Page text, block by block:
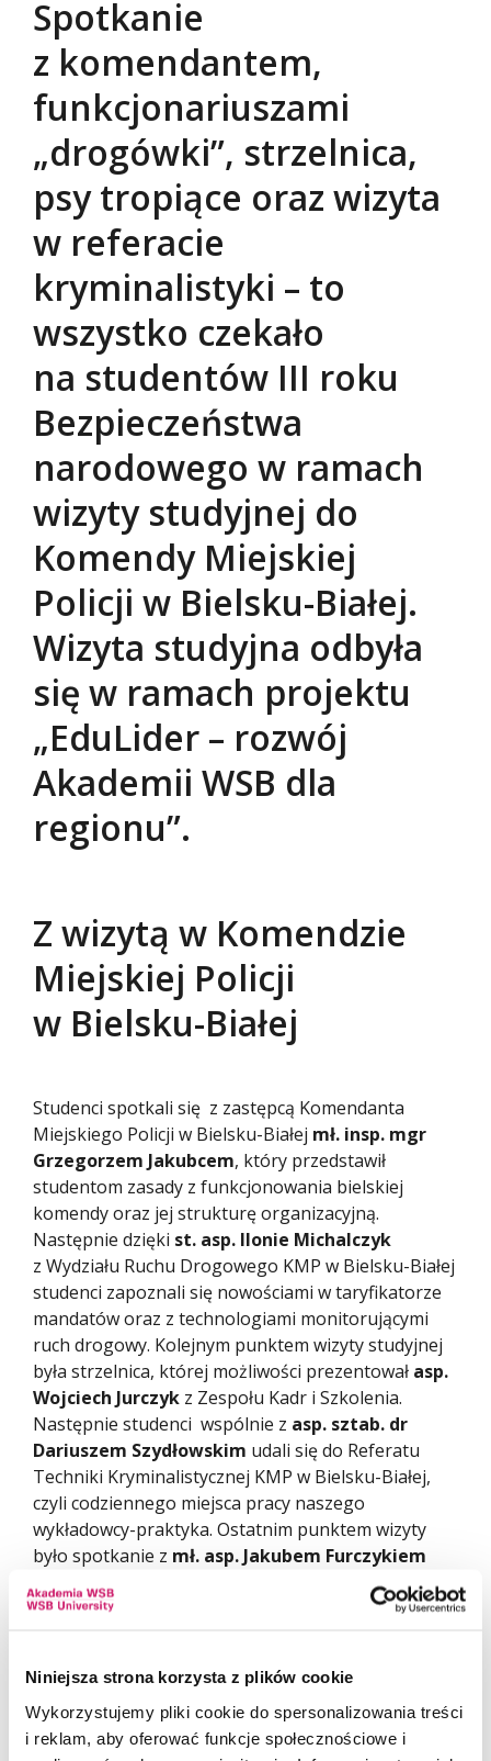
Niniejsza strona korzysta z plików cookie
Wykorzystujemy pliki cookie do spersonalizowania treści
i reklam, aby oferować funkcje społecznościowe i
Spotkanie
z komendantem,
funkcjonariuszami
„drogówki”, strzelnica,
psy tropiące oraz wizyta
w referacie
kryminalistyki – to
wszystko czekało
na studentów III roku
Bezpieczeństwa
narodowego w ramach
wizyty studyjnej do
Komendy Miejskiej
Policji w Bielsku-Białej.
Wizyta studyjna odbyła
się w ramach projektu
„EduLider – rozwój
Akademii WSB dla
regionu”.
Z wizytą w Komendzie
Miejskiej Policji
w Bielsku-Białej
Studenci spotkali się z zastępcą Komendanta
Miejskiego Policji w Bielsku-Białej mł. insp. mgr
Grzegorzem Jakubcem, który przedstawił
studentom zasady z funkcjonowania bielskiej
komendy oraz jej strukturę organizacyjną.
Następnie dzięki st. asp. Ilonie Michalczyk
z Wydziału Ruchu Drogowego KMP w Bielsku-Białej
studenci zapoznali się nowościami w taryfikatorze
mandatów oraz z technologiami monitorującymi
ruch drogowy. Kolejnym punktem wizyty studyjnej
była strzelnica, której możliwości prezentował asp.
Wojciech Jurczyk z Zespołu Kadr i Szkolenia.
Następnie studenci wspólnie z asp. sztab. dr
Dariuszem Szydłowskim udali się do Referatu
Techniki Kryminalistycznej KMP w Bielsku-Białej,
czyli codziennego miejsca pracy naszego
wykładowcy-praktyka. Ostatnim punktem wizyty
było spotkanie z mł. asp. Jakubem Furczykiem
przewodnikiem psa policyjnego.